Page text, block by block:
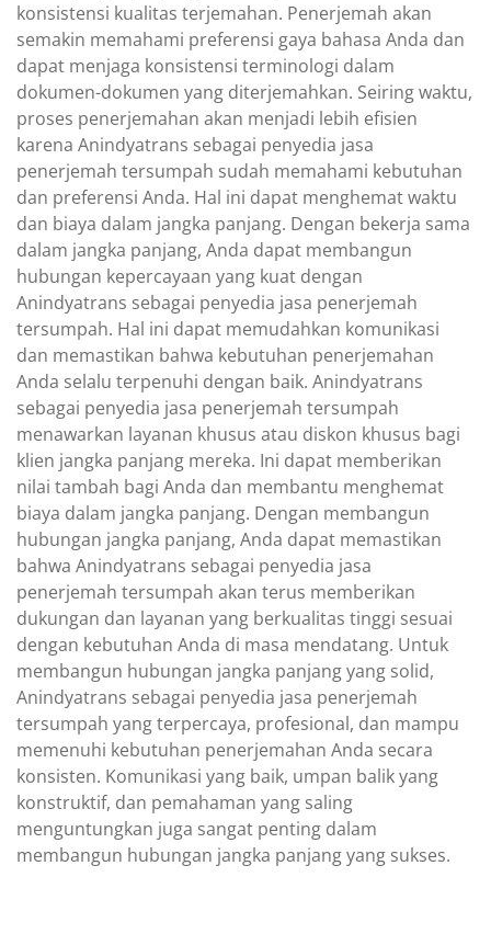
konsistensi kualitas terjemahan. Penerjemah akan
semakin memahami preferensi gaya bahasa Anda dan
dapat menjaga konsistensi terminologi dalam
dokumen-dokumen yang diterjemahkan. Seiring waktu,
proses penerjemahan akan menjadi lebih efisien
karena Anindyatrans sebagai penyedia jasa
penerjemah tersumpah sudah memahami kebutuhan
dan preferensi Anda. Hal ini dapat menghemat waktu
dan biaya dalam jangka panjang. Dengan bekerja sama
dalam jangka panjang, Anda dapat membangun
hubungan kepercayaan yang kuat dengan
Anindyatrans sebagai penyedia jasa penerjemah
tersumpah. Hal ini dapat memudahkan komunikasi
dan memastikan bahwa kebutuhan penerjemahan
Anda selalu terpenuhi dengan baik. Anindyatrans
sebagai penyedia jasa penerjemah tersumpah
menawarkan layanan khusus atau diskon khusus bagi
klien jangka panjang mereka. Ini dapat memberikan
nilai tambah bagi Anda dan membantu menghemat
biaya dalam jangka panjang. Dengan membangun
hubungan jangka panjang, Anda dapat memastikan
bahwa Anindyatrans sebagai penyedia jasa
penerjemah tersumpah akan terus memberikan
dukungan dan layanan yang berkualitas tinggi sesuai
dengan kebutuhan Anda di masa mendatang. Untuk
membangun hubungan jangka panjang yang solid,
Anindyatrans sebagai penyedia jasa penerjemah
tersumpah yang terpercaya, profesional, dan mampu
memenuhi kebutuhan penerjemahan Anda secara
konsisten. Komunikasi yang baik, umpan balik yang
konstruktif, dan pemahaman yang saling
menguntungkan juga sangat penting dalam
membangun hubungan jangka panjang yang sukses.